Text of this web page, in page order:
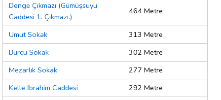
Denge Çıkmazı (Gümüşsuyu
Caddesi 1. Çıkmazı.)
464 Metre
Umut Sokak
313 Metre
Burcu Sokak
302 Metre
Mezarlık Sokak
277 Metre
Kelle İbrahim Caddesi
292 Metre